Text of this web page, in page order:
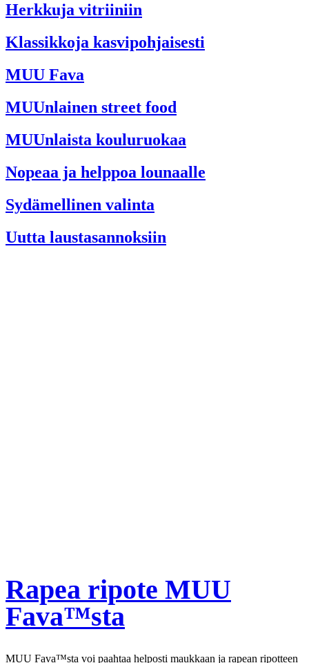
Herkkuja vitriiniin
Klassikkoja kasvipohjaisesti
MUU Fava
MUUnlainen street food
MUUnlaista kouluruokaa
Nopeaa ja helppoa lounaalle
Sydämellinen valinta
Uutta laustasannoksiin
Rapea ripote MUU
Fava™sta
MUU Fava™sta voi paahtaa helposti maukkaan ja rapean ripotteen